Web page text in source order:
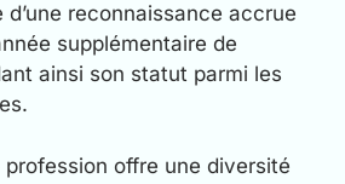
reconnaissance accrue
supplémentaire de
ainsi son statut parmi les
profession offre une diversité